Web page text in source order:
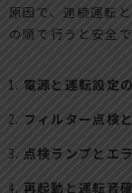
原因で、連続運転
の順で行うと安全で
電源と運転設定
フィルター点検
点検ランプとエ
再起動と運転音